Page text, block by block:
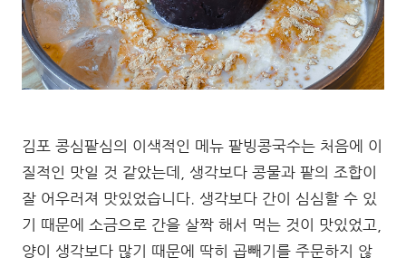
김포 콩심팥심의 이색적인 메뉴 팥빙콩국수는 처음에 이
질적인 맛일 것 같았는데, 생각보다 콩물과 팥의 조합이
잘 어우러져 맛있었습니다. 생각보다 간이 심심할 수 있
기 때문에 소금으로 간을 살짝 해서 먹는 것이 맛있었고,
양이 생각보다 많기 때문에 딱히 곱빼기를 주문하지 않